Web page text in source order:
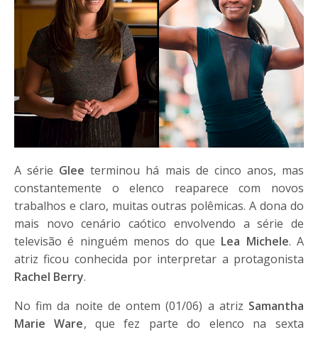
A série Glee terminou há mais de cinco anos, mas
constantemente o elenco reaparece com novos
trabalhos e claro, muitas outras polêmicas. A dona do
mais novo cenário caótico envolvendo a série de
televisão é ninguém menos do que Lea Michele. A
atriz ficou conhecida por interpretar a protagonista
Rachel Berry.
No fim da noite de ontem (01/06) a atriz Samantha
Marie Ware, que fez parte do elenco na sexta